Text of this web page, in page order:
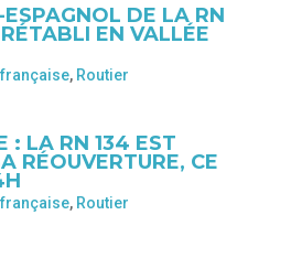
ESPAGNOL DE LA RN
EN VALLÉE
, Routier
: LA RN 134 EST
RÉOUVERTURE, CE
, Routier